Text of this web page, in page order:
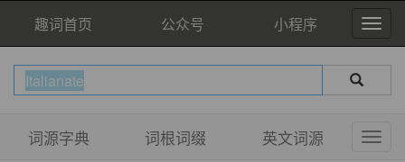
趣词首页 公众号 小程序
词源字典 词根词缀 英文词源